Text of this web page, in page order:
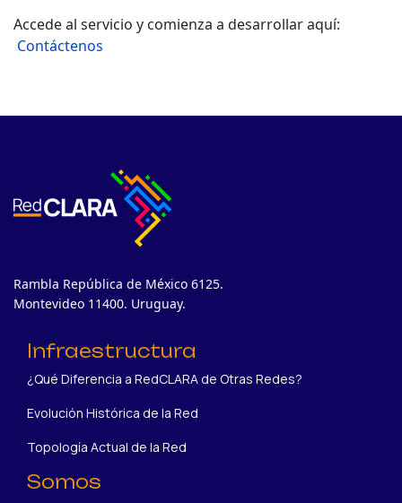
Accede al servicio y comienza a desarrollar aquí:
Contáctenos
Rambla República de México 6125.
Montevideo 11400. Uruguay.
Infraestructura
¿Qué Diferencia a RedCLARA de Otras Redes?
Evolución Histórica de la Red
Topología Actual de la Red
Somos